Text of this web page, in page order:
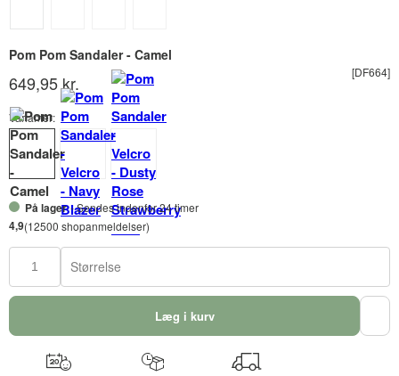
Pom Pom Sandaler - Camel
[DF664]
649,95 kr.
Varianter:
På lager- Sendes indenfor 24 timer
4,9(12500 shopanmeldelser)
Størrelse
Læg i kurv